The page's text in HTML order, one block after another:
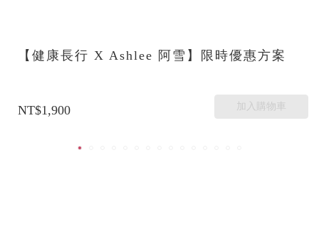
【健康長行 X Ashlee 阿雪】限時優惠方案
NT$1,900 加入購物車